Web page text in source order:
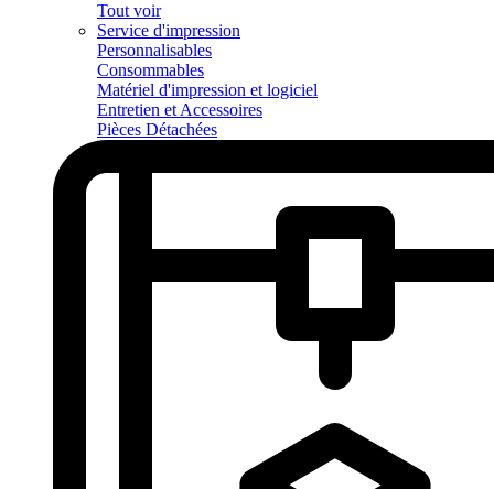
Tout voir
Service d'impression
Personnalisables
Consommables
Matériel d'impression et logiciel
Entretien et Accessoires
Pièces Détachées